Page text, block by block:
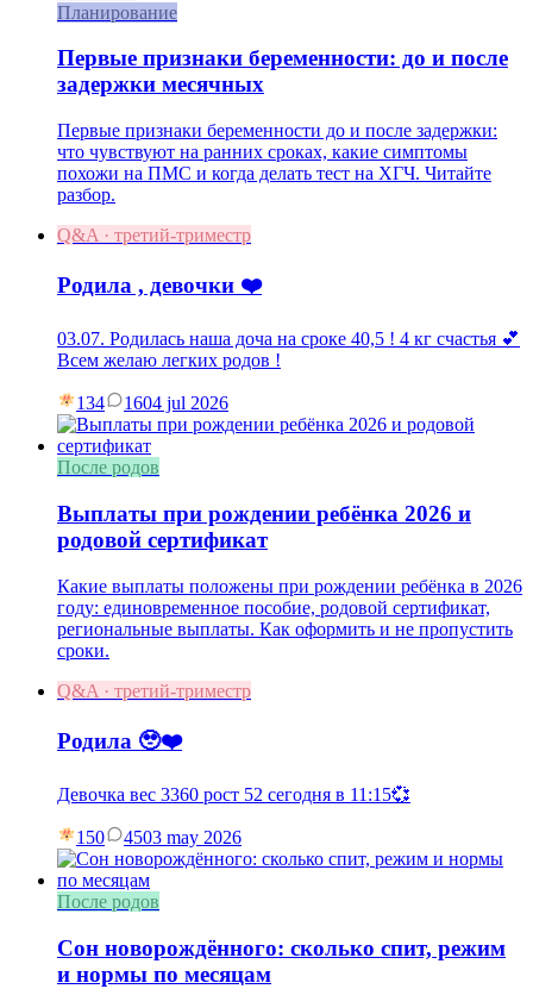
Планирование
Первые признаки беременности: до и после
задержки месячных
Первые признаки беременности до и после задержки:
что чувствуют на ранних сроках, какие симптомы
похожи на ПМС и когда делать тест на ХГЧ. Читайте
разбор.
Q&A · третий-триместр
Родила , девочки ❤️
03.07. Родилась наша доча на сроке 40,5 ! 4 кг счастья 💕
Всем желаю легких родов !
134 1604 jul 2026
После родов
Выплаты при рождении ребёнка 2026 и
родовой сертификат
Какие выплаты положены при рождении ребёнка в 2026
году: единовременное пособие, родовой сертификат,
региональные выплаты. Как оформить и не пропустить
сроки.
Q&A · третий-триместр
Родила 🥹❤️
Девочка вес 3360 рост 52 сегодня в 11:15💞
150 4503 may 2026
После родов
Сон новорождённого: сколько спит, режим
и нормы по месяцам